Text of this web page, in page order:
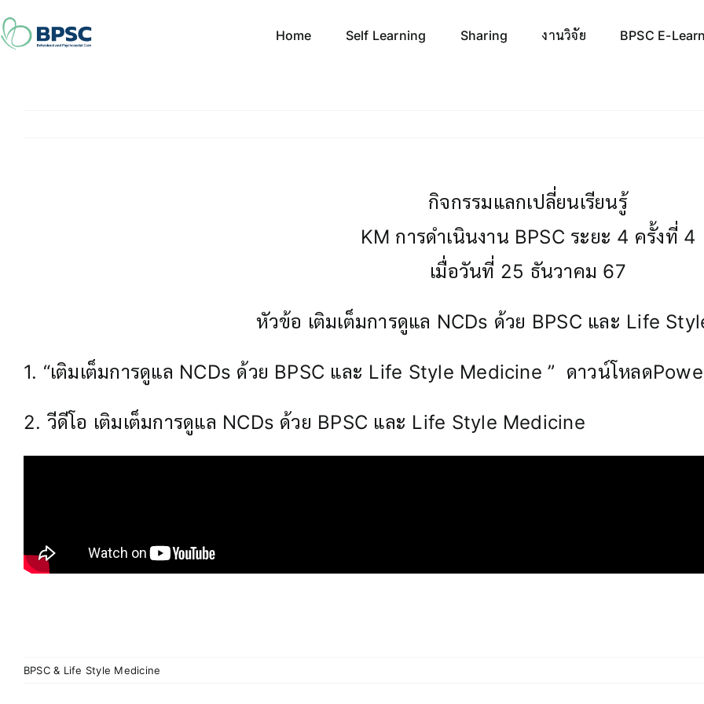
to
content
Home Self Learning Sharing งานวิจัย BPSC E-
กิจกรรมแลกเปลี่ยนเรียนรู้
KM การดำเนินงาน BPSC ระยะ 4 ครั้งที่ 4
เมื่อวันที่ 25 ธันวาคม 67
หัวข้อ เติมเต็มการดูแล NCDs ด้วย BPSC และ Life
1. “เติมเต็มการดูแล NCDs ด้วย BPSC และ Life Style Medicine ” ดาวน์โหลด
2. วีดีโอ เติมเต็มการดูแล NCDs ด้วย BPSC และ Life Style Medicine
BPSC & Life Style Medicine